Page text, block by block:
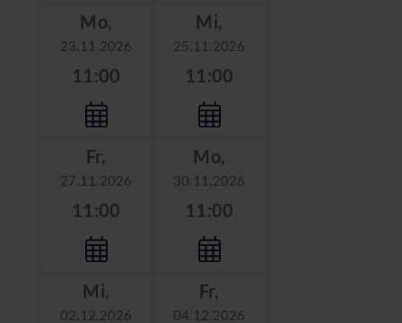
Mo,
23.11.2026
11:00
Mi,
25.11.2026
11:00
Fr,
27.11.2026
11:00
Mo,
30.11.2026
11:00
Mi,
02.12.2026
Fr,
04.12.2026